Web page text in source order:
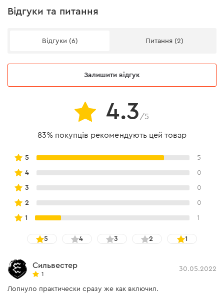
Відгуки та питання
Відгуки (6) Питання (2)
Залишити відгук
4.3 /5
83% покупців рекомендують цей товар
5 5
4 0
3 0
2 0
1 1
5 4 3 2 1
Сильвестер
1
30.05.2022
Лопнуло практически сразу же как включил.